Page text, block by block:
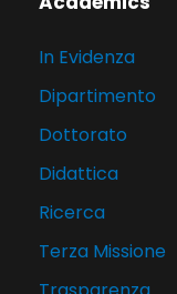
In Evidenza
Dipartimento
Dottorato
Didattica
Ricerca
Terza Missione